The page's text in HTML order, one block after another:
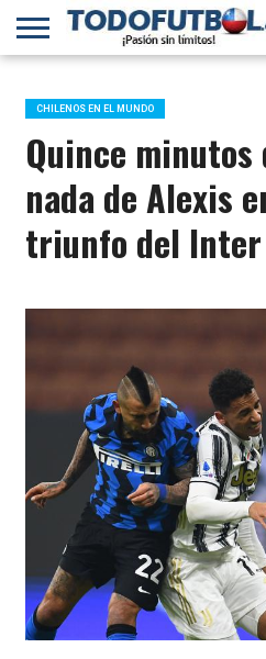
PRIMERA
B
SELECCIÓN
CHILENA
CHILENOS
EN EL
MUNDO
FÚTBOL
INTERNACIONAL
CHILENOS EN EL MUNDO
Quince minutos
nada de Alexis
triunfo del Inter